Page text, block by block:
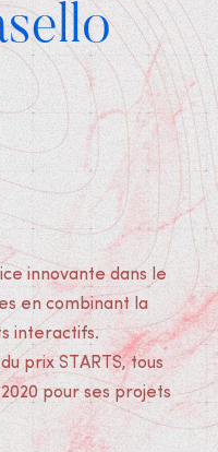
innovante dans le
en combinant la
interactifs.
prix STARTS, tous
pour ses projets